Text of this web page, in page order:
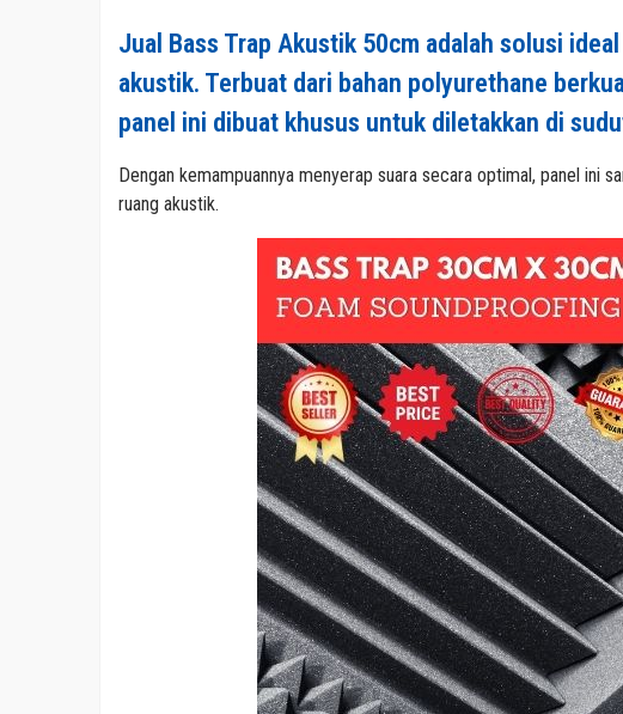
Jual Bass Trap Akustik 50cm adalah solusi
akustik. Terbuat dari bahan polyurethane
panel ini dibuat khusus untuk diletakkan di
Dengan kemampuannya menyerap suara secara optimal, panel ini
ruang akustik.